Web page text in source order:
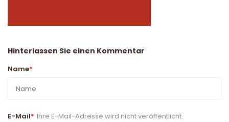
Hinterlassen Sie einen Kommentar
Name*
E-Mail* Ihre E-Mail-Adresse wird nicht veröffentlicht.